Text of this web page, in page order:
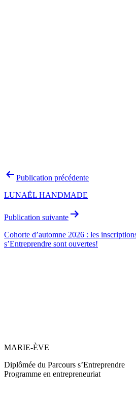
Navigation
l’article
Publication précédente
LUNAËL HANDMADE
Publication suivante
Cohorte d’automne 2026 : les
s’Entreprendre sont ouvertes!
MARIE-ÈVE
Diplômée du Parcours s’Entreprendre
Programme en entrepreneuriat